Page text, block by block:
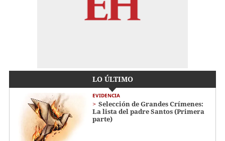
LO ÚLTIMO
EVIDENCIA
Selección de Grandes Crímenes:
La lista del padre Santos (Primera
parte)